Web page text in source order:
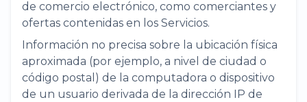
de comercio electrónico, como comerciantes y
ofertas contenidas en los Servicios.
Información no precisa sobre la ubicación física
aproximada (por ejemplo, a nivel de ciudad o
código postal) de la computadora o dispositivo
de un usuario derivada de la dirección IP de